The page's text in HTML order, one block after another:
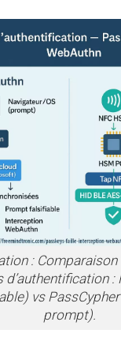
: Comparaison
:
vs
prompt).